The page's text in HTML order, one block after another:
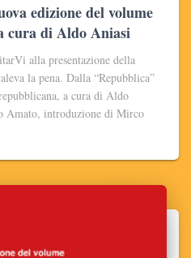
edizione del volume
cura di Aldo Aniasi
alla presentazione della
la pena. Dalla “Repubblica”
a cura di Aldo
Amato, introduzione di Mirco